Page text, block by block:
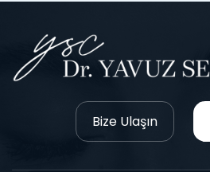
Bize Ulaşın